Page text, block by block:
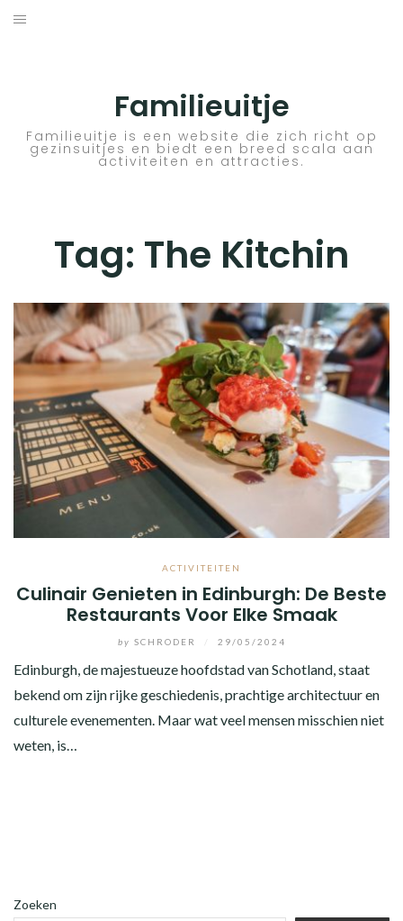
Skip
Familieuitje
Familieuitje is een website die zich richt op
gezinsuitjes en biedt een breed scala aan
activiteiten en attracties.
Tag: The Kitchin
ACTIVITEITEN
Culinair Genieten in Edinburgh: De Beste
Restaurants Voor Elke Smaak
by SCHRODER 29/05/2024
Edinburgh, de majestueuze hoofdstad van Schotland, staat
bekend om zijn rijke geschiedenis, prachtige architectuur en
culturele evenementen. Maar wat veel mensen misschien niet
weten, is…
Zoeken
HOTELTIPS